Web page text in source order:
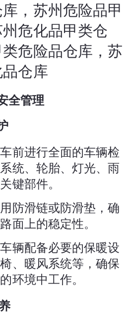
，苏州危险品甲
危化品甲类仓
危险品仓库，苏
仓库
全管理
车前进行全面的车辆检
统、轮胎、灯光、雨
键部件。
防滑链或防滑垫，确
面上的稳定性。
辆配备必要的保暖设
、暖风系统等，确保
环境中工作。